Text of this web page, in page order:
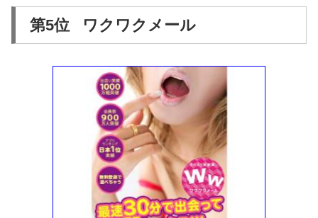
第5位 ワクワクメール